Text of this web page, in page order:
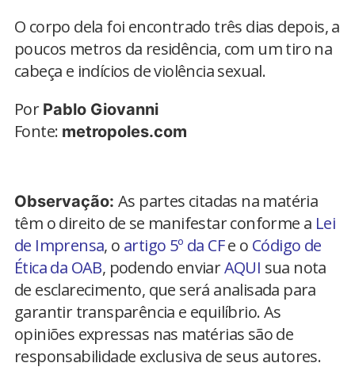
O corpo dela foi encontrado três dias depois, a
poucos metros da residência, com um tiro na
cabeça e indícios de violência sexual.
Por Pablo Giovanni
Fonte: metropoles.com
Observação: As partes citadas na matéria
têm o direito de se manifestar conforme a Lei
de Imprensa, o artigo 5º da CFe o Código de
Ética da OAB, podendo enviarAQUI sua nota
de esclarecimento, que será analisada para
garantir transparência e equilíbrio. As
opiniões expressas nas matérias são de
responsabilidade exclusiva de seus autores.